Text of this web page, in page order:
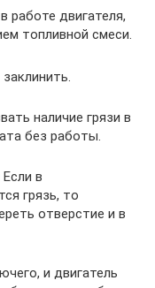
работе двигателя,
топливной смеси.
наличие грязи в
без работы.
в
грязь, то
отверстие и в
и двигатель